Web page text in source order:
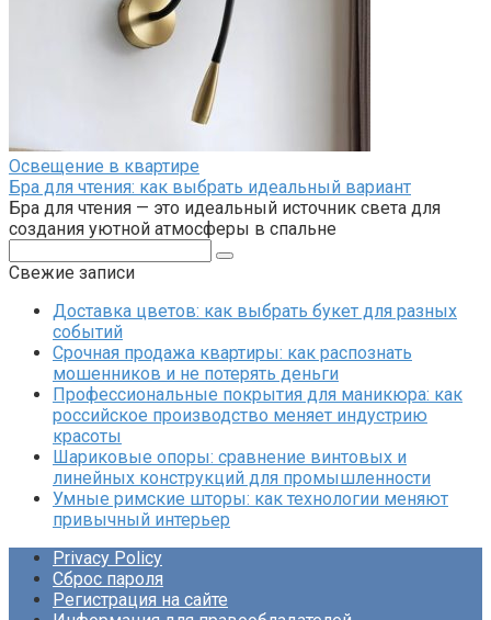
Освещение в квартире
Бра для чтения: как выбрать идеальный вариант
Бра для чтения — это идеальный источник света для
создания уютной атмосферы в спальне
Свежие записи
Доставка цветов: как выбрать букет для разных
событий
Срочная продажа квартиры: как распознать
мошенников и не потерять деньги
Профессиональные покрытия для маникюра: как
российское производство меняет индустрию
красоты
Шариковые опоры: сравнение винтовых и
линейных конструкций для промышленности
Умные римские шторы: как технологии меняют
привычный интерьер
Privacy Policy
Сброс пароля
Регистрация на сайте